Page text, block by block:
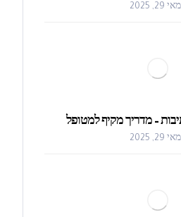
מאי 29, 2025
– מדריך מקיף למטופל
מאי 29, 2025